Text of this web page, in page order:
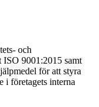
och
ISO 9001:2015 samt
för att styra
i företagets interna